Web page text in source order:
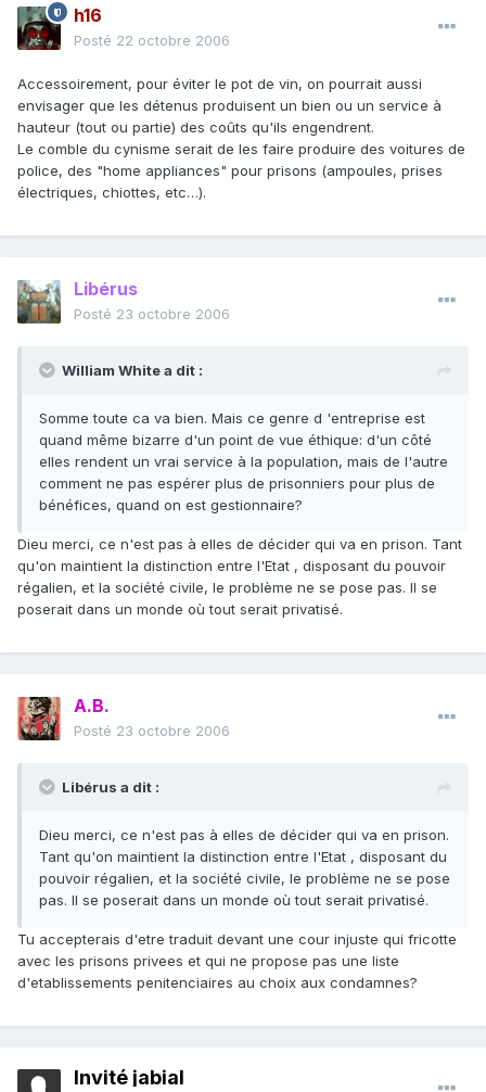
h16
Posté 22 octobre 2006
Accessoirement, pour éviter le pot de vin, on pourrait aussi
envisager que les détenus produisent un bien ou un service à
hauteur (tout ou partie) des coûts qu'ils engendrent.
Le comble du cynisme serait de les faire produire des voitures de
police, des "home appliances" pour prisons (ampoules, prises
électriques, chiottes, etc…).
Libérus
Posté 23 octobre 2006
William White a dit :
Somme toute ca va bien. Mais ce genre d 'entreprise est
quand même bizarre d'un point de vue éthique: d'un côté
elles rendent un vrai service à la population, mais de l'autre
comment ne pas espérer plus de prisonniers pour plus de
bénéfices, quand on est gestionnaire?
Dieu merci, ce n'est pas à elles de décider qui va en prison. Tant
qu'on maintient la distinction entre l'Etat , disposant du pouvoir
régalien, et la société civile, le problème ne se pose pas. Il se
poserait dans un monde où tout serait privatisé.
A.B.
Posté 23 octobre 2006
Libérus a dit :
Dieu merci, ce n'est pas à elles de décider qui va en prison.
Tant qu'on maintient la distinction entre l'Etat , disposant du
pouvoir régalien, et la société civile, le problème ne se pose
pas. Il se poserait dans un monde où tout serait privatisé.
Tu accepterais d'etre traduit devant une cour injuste qui fricotte
avec les prisons privees et qui ne propose pas une liste
d'etablissements penitenciaires au choix aux condamnes?
Invité jabial